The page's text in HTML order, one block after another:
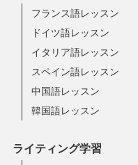
フランス語レッスン
ドイツ語レッスン
イタリア語レッスン
スペイン語レッスン
中国語レッスン
韓国語レッスン
ライティング学習